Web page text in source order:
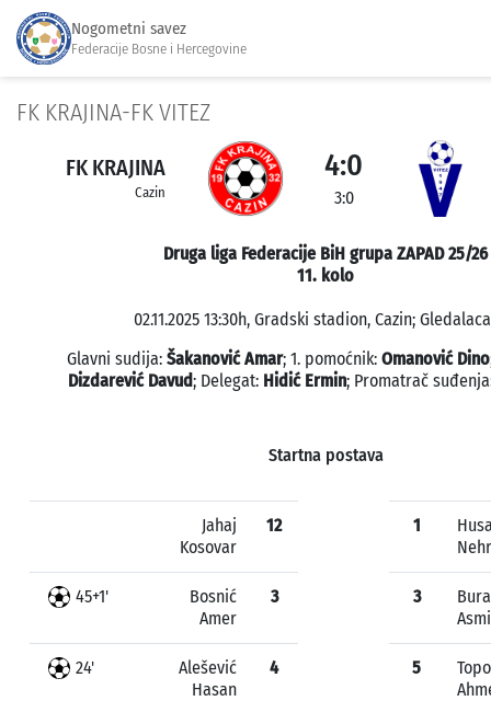
Nogometni savez
Federacije Bosne i Hercegovine
FK KRAJINA-FK VITEZ
FK KRAJINA
Cazin
4:0
3:0
Druga liga Federacije BiH grupa ZAPAD 25/26
11. kolo
02.11.2025 13:30h, Gradski stadion, Cazin;
Glavni sudija: Šakanović Amar; 1. pomoćnik: Omanović Dino
Dizdarević Davud; Delegat: Hidić Ermin; Promatrač
Startna postava
Jahaj
Kosovar
12
45+1'
Bosnić
Amer
3
24'
Alešević
Hasan
4
1
3
5